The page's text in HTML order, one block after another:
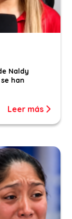
Naldy
han
Leer más